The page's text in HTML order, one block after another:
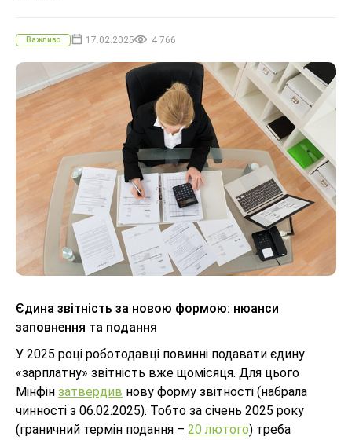
Важливо 17.02.2025 4 766
Єдина звітність за новою формою: нюанси
заповнення та подання
У 2025 році роботодавці повинні подавати єдину
«зарплатну» звітність вже щомісяця. Для цього
Мінфін затвердив нову форму звітності (набрала
чинності з 06.02.2025). Тобто за січень 2025 року
(граничний термін подання – 20 лютого) треба